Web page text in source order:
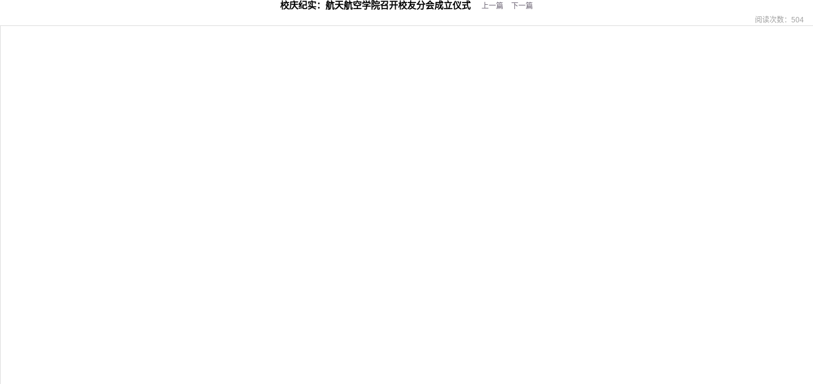
校庆纪实： 航天航空学院召开校友分会成立仪式 上一篇
下一篇
阅读次数： 504